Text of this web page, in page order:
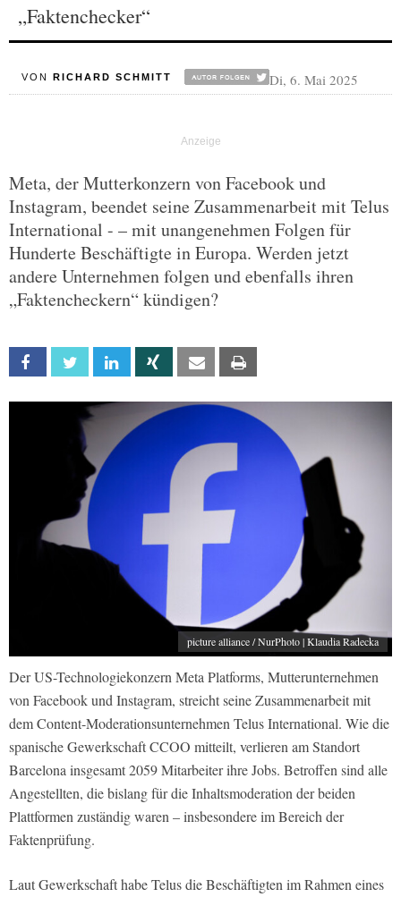
„Faktenchecker“
VON RICHARD SCHMITT Di, 6. Mai 2025
Meta, der Mutterkonzern von Facebook und
Instagram, beendet seine Zusammenarbeit mit Telus
International - – mit unangenehmen Folgen für
Hunderte Beschäftigte in Europa. Werden jetzt
andere Unternehmen folgen und ebenfalls ihren
„Faktencheckern“ kündigen?
Facebook Twitter Linkedin Xing Email
picture alliance / NurPhoto | Klaudia Radecka
Der US-Technologiekonzern Meta Platforms, Mutterunternehmen
von Facebook und Instagram, streicht seine Zusammenarbeit mit
dem Content-Moderationsunternehmen Telus International. Wie die
spanische Gewerkschaft CCOO mitteilt, verlieren am Standort
Barcelona insgesamt 2059 Mitarbeiter ihre Jobs. Betroffen sind alle
Angestellten, die bislang für die Inhaltsmoderation der beiden
Plattformen zuständig waren – insbesondere im Bereich der
Faktenprüfung.
Laut Gewerkschaft habe Telus die Beschäftigten im Rahmen eines